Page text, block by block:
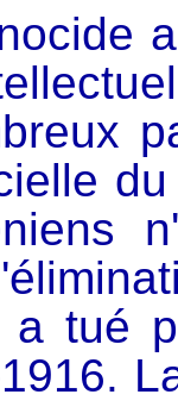
a tué